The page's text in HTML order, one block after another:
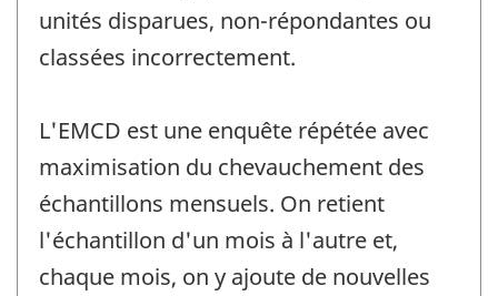
unités disparues, non-répondantes ou
classées incorrectement.
L'EMCD est une enquête répétée avec
maximisation du chevauchement des
échantillons mensuels. On retient
l'échantillon d'un mois à l'autre et,
chaque mois, on y ajoute de nouvelles